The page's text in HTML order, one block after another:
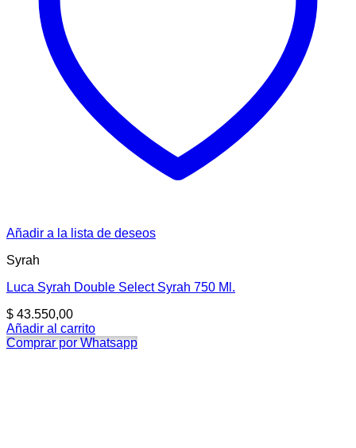
Añadir a la lista de deseos
Syrah
Luca Syrah Double Select Syrah 750 Ml.
$ 43.550,00
Añadir al carrito
Comprar por Whatsapp